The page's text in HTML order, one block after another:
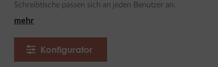
Schreibtische passen sich an jeden Benutzer an.
mehr
Konfigurator